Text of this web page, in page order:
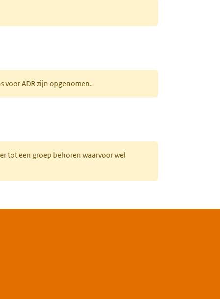
voor ADR zijn opgenomen.
tot een groep behoren waarvoor wel